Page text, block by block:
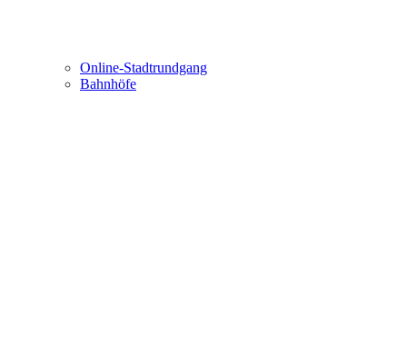
Online-Stadtrundgang
Bahnhöfe